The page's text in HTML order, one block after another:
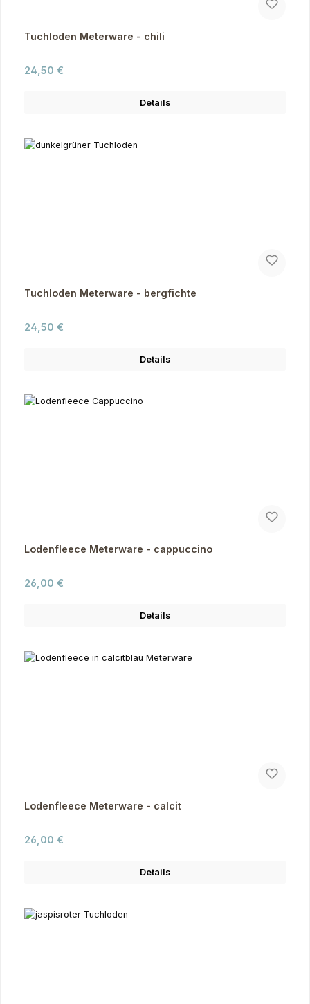
Tuchloden Meterware - chili
Regulärer Preis:
24,50 €
Details
Tuchloden Meterware - bergfichte
Regulärer Preis:
24,50 €
Details
Lodenfleece Meterware - cappuccino
Regulärer Preis:
26,00 €
Details
Lodenfleece Meterware - calcit
Regulärer Preis:
26,00 €
Details